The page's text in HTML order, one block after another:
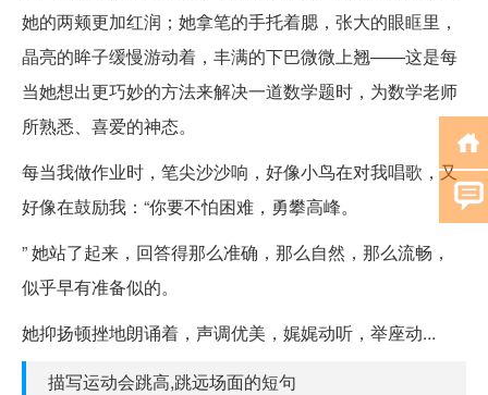
她的两颊更加红润；她拿笔的手托着腮，张大的眼眶里，
晶亮的眸子缓慢游动着，丰满的下巴微微上翘——这是每
当她想出更巧妙的方法来解决一道数学题时，为数学老师
所熟悉、喜爱的神态。
每当我做作业时，笔尖沙沙响，好像小鸟在对我唱歌，又
好像在鼓励我：“你要不怕困难，勇攀高峰。
” 她站了起来，回答得那么准确，那么自然，那么流畅，
似乎早有准备似的。
她抑扬顿挫地朗诵着，声调优美，娓娓动听，举座动...
描写运动会跳高,跳远场面的短句